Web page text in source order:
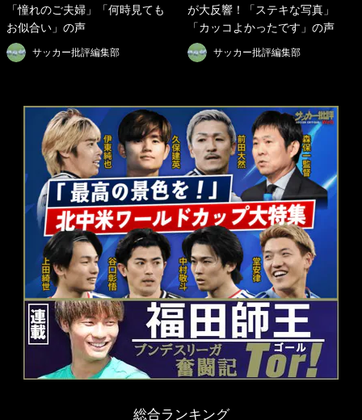
「憧れのご夫婦」「何時見ても
お似合い」の声
サッカー批評編集部
が大反響！「ステキな写真」
「カッコよかったです」の声
サッカー批評編集部
総合ランキング